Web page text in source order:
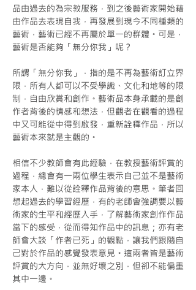
品由過去的為宗教服務，到之後藝術家開始藉
由作品去表現自我，再發展到現今不同種類的
藝術，藝術已經不再屬於單一的群體。可是，
藝術是否能夠「無分你我」呢？
所謂「無分你我」，指的是不再為藝術訂立界
限，所有人都可以不受學識、文化和地等的限
制，自由欣賞和創作。藝術品本身承載的是創
作者背後的情感和想法，但觀者在觀看的過程
中又可能從中得到啟發，重新詮釋作品，所以
藝術本來就是主觀的。
相信不少教師會有此經驗，在教授藝術評賞的
過程，總會有一兩位學生表示自己並不是藝術
家本人，難以從詮釋作品背後的意思。筆者回
想起過去的學習經歷，有的老師會強調要以藝
術家的生平和經歷入手，了解藝術家創作作品
當下的感受，從而得知作品中的訊息；亦有老
師會大談「作者已死」的觀點，讓我們跟隨自
己對於作品的感覺發表意見。這兩者皆是藝術
評賞的大方向，並無好壞之別，但卻不能偏重
其中一邊。